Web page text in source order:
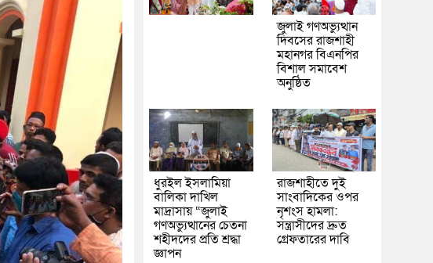
জুলাই গণঅভ্যুত্থান
দিবসের রাজশাহী
মহানগর বিএনপির
বিশাল সমাবেশ
অনুষ্ঠিত
ধুরইল ইসলামিয়া
বালিকা দাখিল
মাদ্রাসায় “জুলাই
গণঅভ্যুত্থানের চেতনা
শহীদদের প্রতি শ্রদ্ধা
জ্ঞাপন
রাজশাহীতে দুই
সাংবাদিকের ওপর
নৃশংস হামলা:
সন্ত্রাসীদের দ্রুত
গ্রেফতারের দাবি